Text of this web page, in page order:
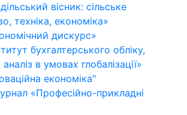
вісник: сільське
техніка, економіка»
дискурс»
бухгалтерського обліку,
в умовах глобалізації»
економіка"
«Професійно-прикладні